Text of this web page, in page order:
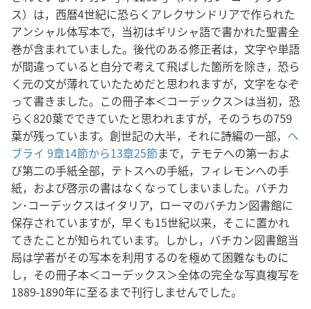
ス）は，西暦4世紀に恐らくアレクサンドリアで作られた
アンシャル体写本で，当初はギリシャ語で書かれた聖書全
巻が含まれていました。後代のある修正者は，文字や単語
が間違っていると自分で考えて飛ばした箇所を除き，恐ら
く元の文が薄れていたためだと思われますが，文字をなぞ
って書きました。この冊子本＜コーデックス＞は当初，恐
らく820葉でできていたと思われますが，そのうちの759
葉が残っています。創世記の大半，それに詩編の一部， ヘ
ブライ 9章14節から13章25節まで，テモテへの第一およ
び第二の手紙全部，テトスへの手紙，フィレモンへの手
紙，および啓示の書はなくなってしまいました。バチカ
ン･コーデックスはイタリア，ローマのバチカン図書館に
保存されていますが，早くも15世紀以来，そこに置かれ
てきたことが知られています。しかし，バチカン図書館当
局は学者がその写本を利用するのを極めて困難なものに
し，その冊子本＜コーデックス＞全体の完全な写真複写を
1889-1890年に至るまで刊行しませんでした。